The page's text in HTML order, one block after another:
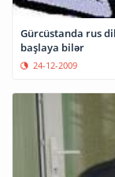
Gürcüstanda rus
başlaya bilər
24-12-2009